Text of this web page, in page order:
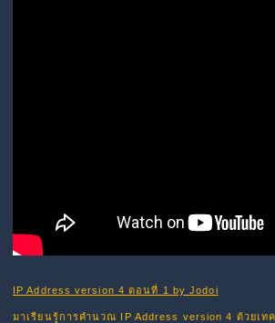
IP Address version 4 ตอนที่ 1 by Jodoi
มาเรียนรู้การคำนวณ IP Address version 4 ด้วยเท